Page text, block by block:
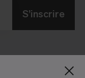
S’inscrire